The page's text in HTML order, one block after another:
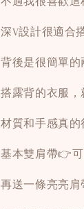
深V設計很適合
背後是很簡單的
搭露背的衣服
材質和手感真的
基本雙肩帶👉可
再送一條亮亮肩